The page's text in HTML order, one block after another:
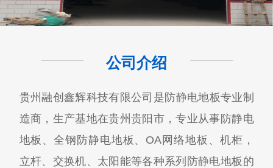
公司介绍
贵州融创鑫辉科技有限公司​是防静电地板专业制
造商，生产基地在贵州贵阳市，专业从事防静电
地板、全钢防静电地板、OA网络地板、机柜，
立杆、交换机、太阳能等各种系列防静电地板的